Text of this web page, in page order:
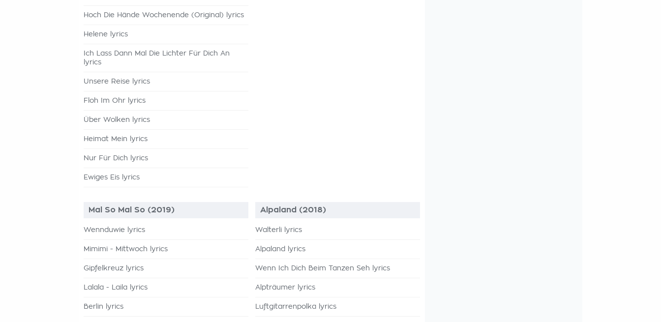
Hoch Die Hände Wochenende (Original) lyrics
Helene lyrics
Ich Lass Dann Mal Die Lichter Für Dich An
lyrics
Unsere Reise lyrics
Floh Im Ohr lyrics
Über Wolken lyrics
Heimat Mein lyrics
Nur Für Dich lyrics
Ewiges Eis lyrics
Mal So Mal So (2019)
Wennduwie lyrics
Mimimi - Mittwoch lyrics
Gipfelkreuz lyrics
Lalala - Laila lyrics
Berlin lyrics
Alpaland (2018)
Walterli lyrics
Alpaland lyrics
Wenn Ich Dich Beim Tanzen Seh lyrics
Alpträumer lyrics
Luftgitarrenpolka lyrics